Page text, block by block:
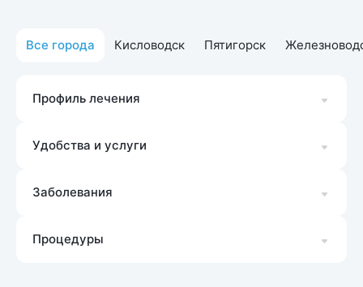
Все города Кисловодск Пятигорск
Профиль лечения
Удобства и услуги
Заболевания
Процедуры